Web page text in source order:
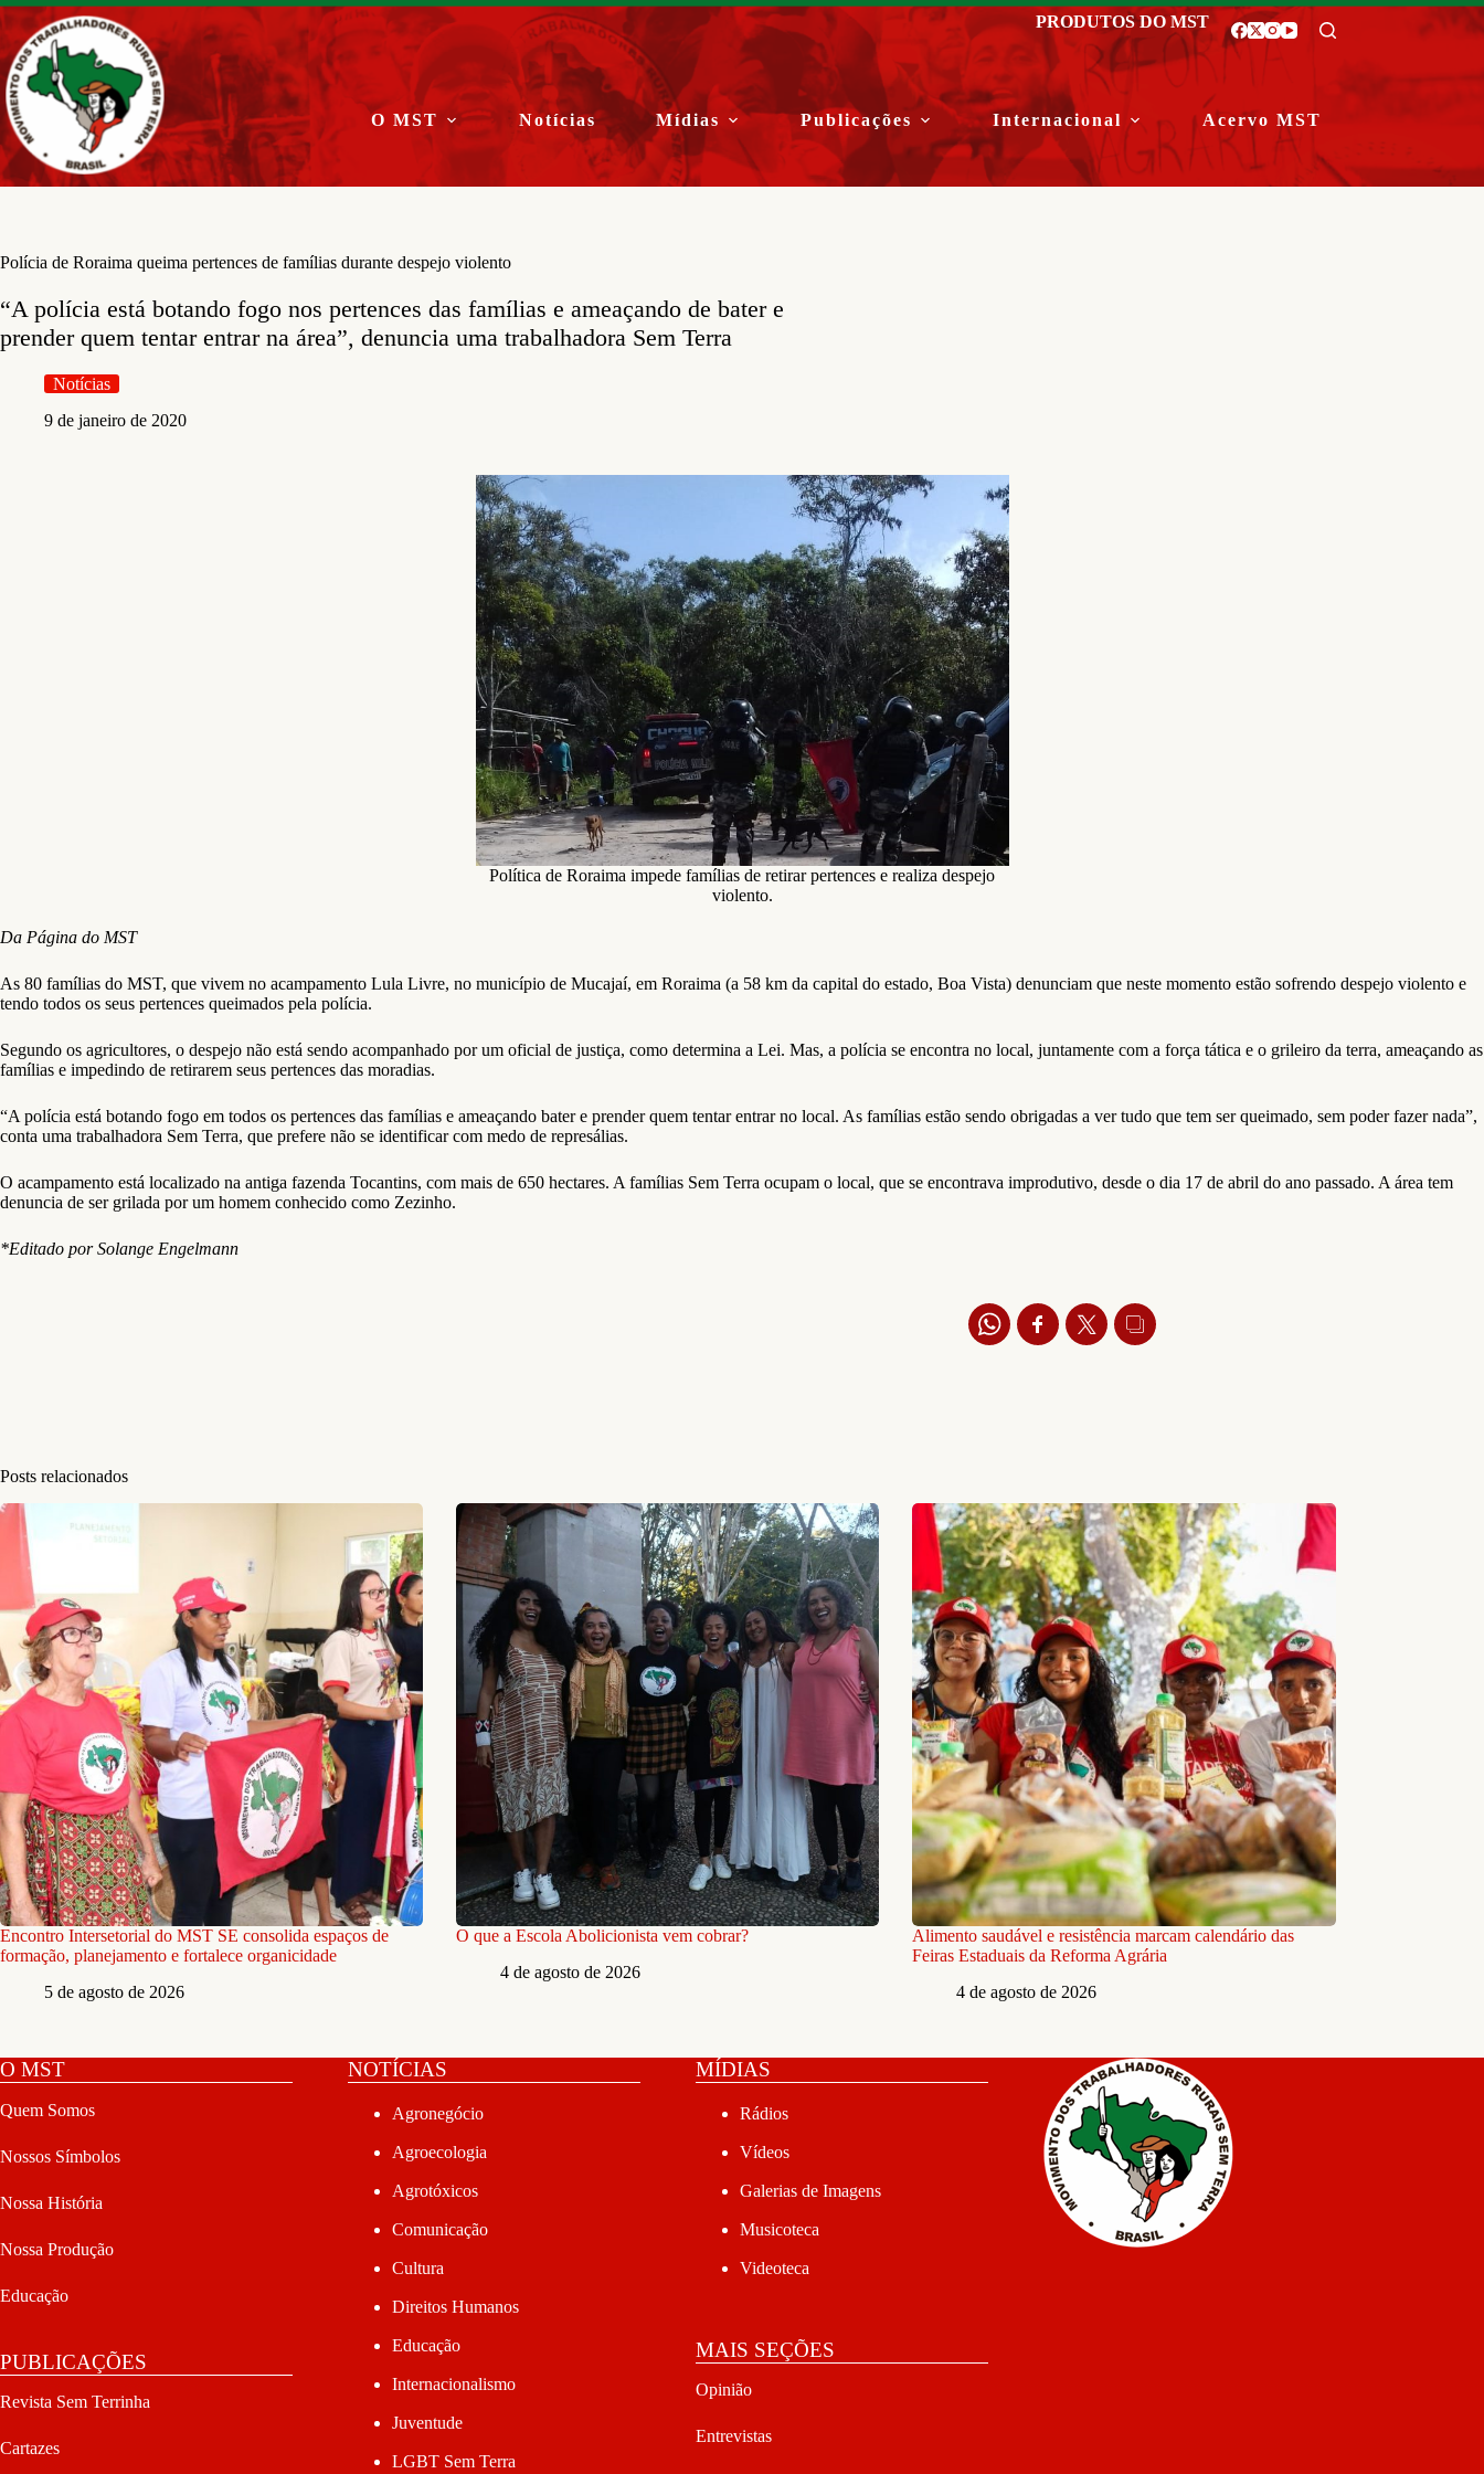
Pular
para
o
conteúdo
PRODUTOS DO MST
O MST Notícias Mídias Publicações Internacional Acervo MST
Polícia de Roraima queima pertences de famílias durante despejo violento
“A polícia está botando fogo nos pertences das famílias e ameaçando de bater e
prender quem tentar entrar na área”, denuncia uma trabalhadora Sem Terra
Notícias
9 de janeiro de 2020
Política de Roraima impede famílias de retirar pertences e realiza despejo
violento.
Da Página do MST
As 80 famílias do MST, que vivem no acampamento Lula Livre, no município de Mucajaí, em Roraima (a 58 km da capital do estado, Boa Vista) denunciam que neste momento estão sofrendo despejo violento e
tendo todos os seus pertences queimados pela polícia.
Segundo os agricultores, o despejo não está sendo acompanhado por um oficial de justiça, como determina a Lei. Mas, a polícia se encontra no local, juntamente com a força tática e o grileiro da terra, ameaçando as
famílias e impedindo de retirarem seus pertences das moradias.
“A polícia está botando fogo em todos os pertences das famílias e ameaçando bater e prender quem tentar entrar no local. As famílias estão sendo obrigadas a ver tudo que tem ser queimado, sem poder fazer nada”,
conta uma trabalhadora Sem Terra, que prefere não se identificar com medo de represálias.
O acampamento está localizado na antiga fazenda Tocantins, com mais de 650 hectares. A famílias Sem Terra ocupam o local, que se encontrava improdutivo, desde o dia 17 de abril do ano passado. A área tem
denuncia de ser grilada por um homem conhecido como Zezinho.
*Editado por Solange Engelmann
Posts relacionados
Encontro Intersetorial do MST SE consolida espaços de
formação, planejamento e fortalece organicidade
5 de agosto de 2026
O que a Escola Abolicionista vem cobrar?
4 de agosto de 2026
Alimento saudável e resistência marcam calendário das
Feiras Estaduais da Reforma Agrária
4 de agosto de 2026
O MST
Quem Somos
Nossos Símbolos
Nossa História
Nossa Produção
Educação
PUBLICAÇÕES
Revista Sem Terrinha
Cartazes
NOTÍCIAS
Agronegócio
Agroecologia
Agrotóxicos
Comunicação
Cultura
Direitos Humanos
Educação
Internacionalismo
Juventude
LGBT Sem Terra
MÍDIAS
Rádios
Vídeos
Galerias de Imagens
Musicoteca
Videoteca
MAIS SEÇÕES
Opinião
Entrevistas